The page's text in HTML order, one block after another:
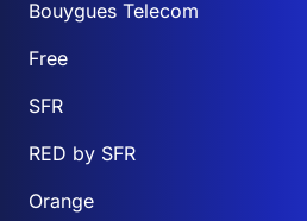
Bouygues Telecom
Free
SFR
RED by SFR
Orange